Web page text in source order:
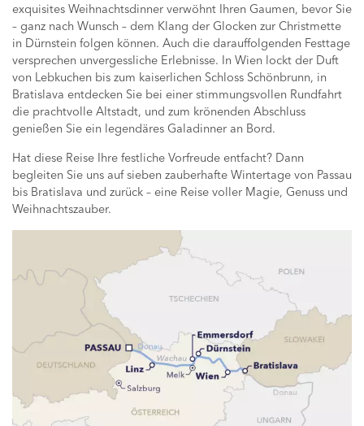
exquisites Weihnachtsdinner verwöhnt Ihren Gaumen, bevor Sie
– ganz nach Wunsch – dem Klang der Glocken zur Christmette
in Dürnstein folgen können. Auch die darauffolgenden Festtage
versprechen unvergessliche Erlebnisse. In Wien lockt der Duft
von Lebkuchen bis zum kaiserlichen Schloss Schönbrunn, in
Bratislava entdecken Sie bei einer stimmungsvollen Rundfahrt
die prachtvolle Altstadt, und zum krönenden Abschluss
genießen Sie ein legendäres Galadinner an Bord.
Hat diese Reise Ihre festliche Vorfreude entfacht? Dann
begleiten Sie uns auf sieben zauberhafte Wintertage von Passau
bis Bratislava und zurück – eine Reise voller Magie, Genuss und
Weihnachtszauber.